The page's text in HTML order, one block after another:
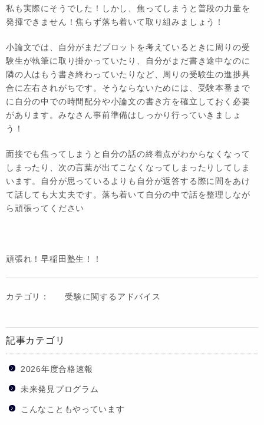
私も実際にそうでした！しかし、焦ってしまうと普段の力量を
発揮できません！焦らず落ち着いて取り組みましょう！
小論文では、自分がまだプロットを考えているときに周りの受
験生が執筆に取り掛かっていたり、自分がまだ書き途中なのに
隣の人はもう書き終わっていたりなど、周りの受験生の進捗具
合に左右されがちです。そうならないためには、受験本番まで
に自分の中での時間配分や小論文の書き方を確立しておく必要
があります。みなさん事前準備はしっかり行っていきましょ
う！
面接でも焦ってしまうと自分の話の終着点がわからなくなって
しまったり、次の言葉が出てこなくなってしまったりしてしま
います。自分が思っているよりも自分が返答する際に間をあけ
て話しても大丈夫です。落ち着いて自分の中で話を整理しなが
ら頑張ってください
頑張れ！早稲田塾生！！
カテゴリ： 受験に関するアドバイス
記事カテゴリ
2026年度合格速報
未来発見プログラム
こんなこともやっています